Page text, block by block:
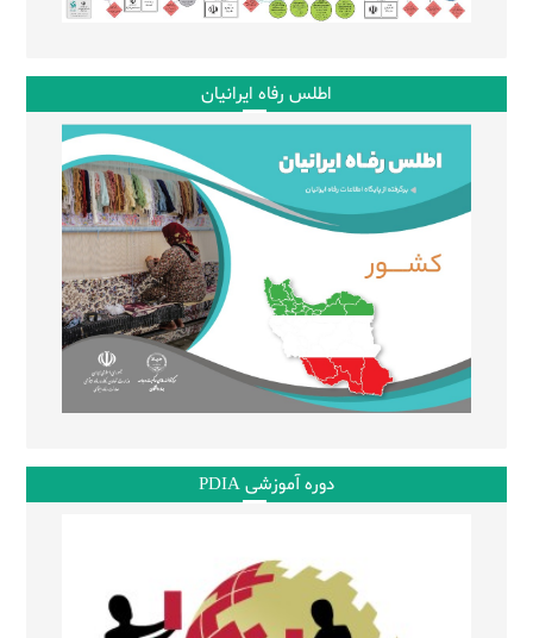
اطلس رفاه ایرانیان
دوره آموزشی PDIA